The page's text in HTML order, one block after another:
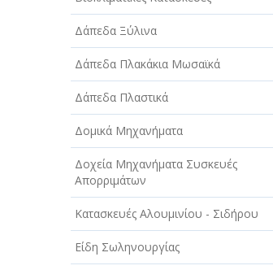
Δάπεδα Ξύλινα
Δάπεδα Πλακάκια Μωσαϊκά
Δάπεδα Πλαστικά
Δομικά Μηχανήματα
Δοχεία Μηχανήματα Συσκευές
Απορριμάτων
Κατασκευές Αλουμινίου - Σιδήρου
Είδη Σωληνουργίας